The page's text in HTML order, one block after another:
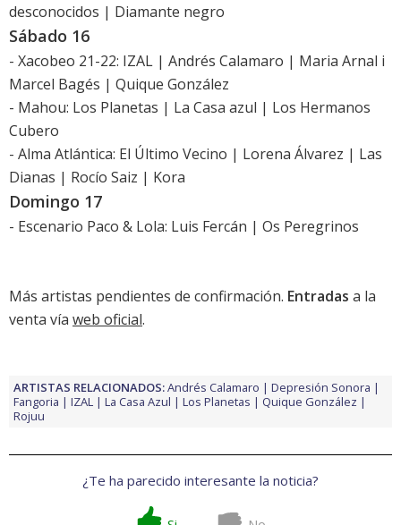
desconocidos | Diamante negro
Sábado 16
- Xacobeo 21-22: IZAL | Andrés Calamaro | Maria Arnal i
Marcel Bagés | Quique González
- Mahou: Los Planetas | La Casa azul | Los Hermanos
Cubero
- Alma Atlántica: El Último Vecino | Lorena Álvarez | Las
Dianas | Rocío Saiz | Kora
Domingo 17
- Escenario Paco & Lola: Luis Fercán | Os Peregrinos
Más artistas pendientes de confirmación. Entradas a la
venta vía web oficial.
ARTISTAS RELACIONADOS:Andrés Calamaro
Depresión Sonora
Fangoria
IZAL La Casa Azul Los Planetas
Quique González
Rojuu
¿Te ha parecido interesante la noticia?